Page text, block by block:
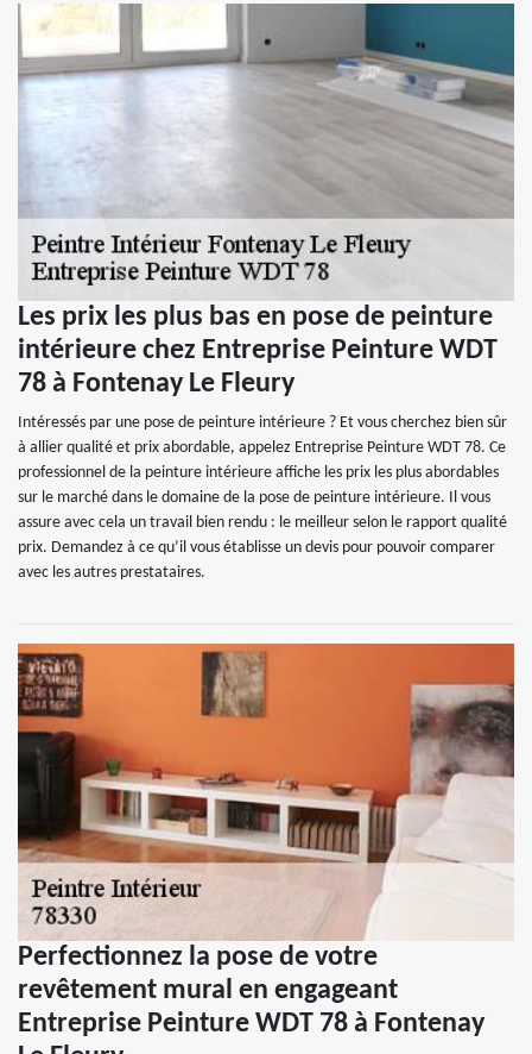
Les prix les plus bas en pose de peinture
intérieure chez Entreprise Peinture WDT
78 à Fontenay Le Fleury
Intéressés par une pose de peinture intérieure ? Et vous cherchez bien sûr
à allier qualité et prix abordable, appelez Entreprise Peinture WDT 78. Ce
professionnel de la peinture intérieure affiche les prix les plus abordables
sur le marché dans le domaine de la pose de peinture intérieure. Il vous
assure avec cela un travail bien rendu : le meilleur selon le rapport qualité
prix. Demandez à ce qu’il vous établisse un devis pour pouvoir comparer
avec les autres prestataires.
Perfectionnez la pose de votre
revêtement mural en engageant
Entreprise Peinture WDT 78 à Fontenay